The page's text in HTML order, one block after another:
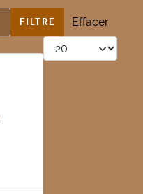
FILTRE
Effacer
Afficher #